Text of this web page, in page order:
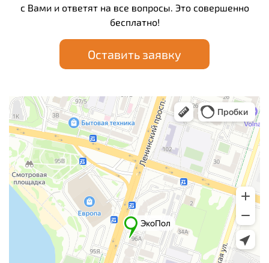
с Вами и ответят на все вопросы. Это совершенно
бесплатно!
Оставить заявку